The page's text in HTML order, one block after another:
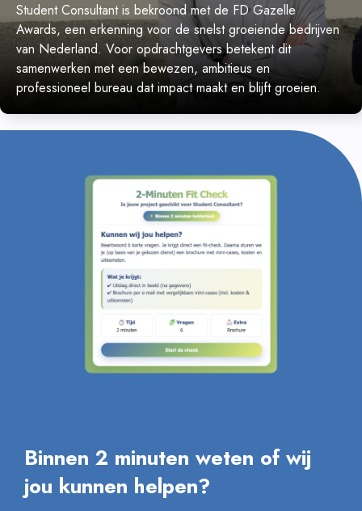
Student Consultant is bekroond met de FD Gazelle
Awards, een erkenning voor de snelst groeiende bedrijven
van Nederland. Voor opdrachtgevers betekent dit
samenwerken met een bewezen, ambitieus en
professioneel bureau dat impact maakt en blijft groeien.
Binnen 2 minuten weten of wij
jou kunnen helpen?